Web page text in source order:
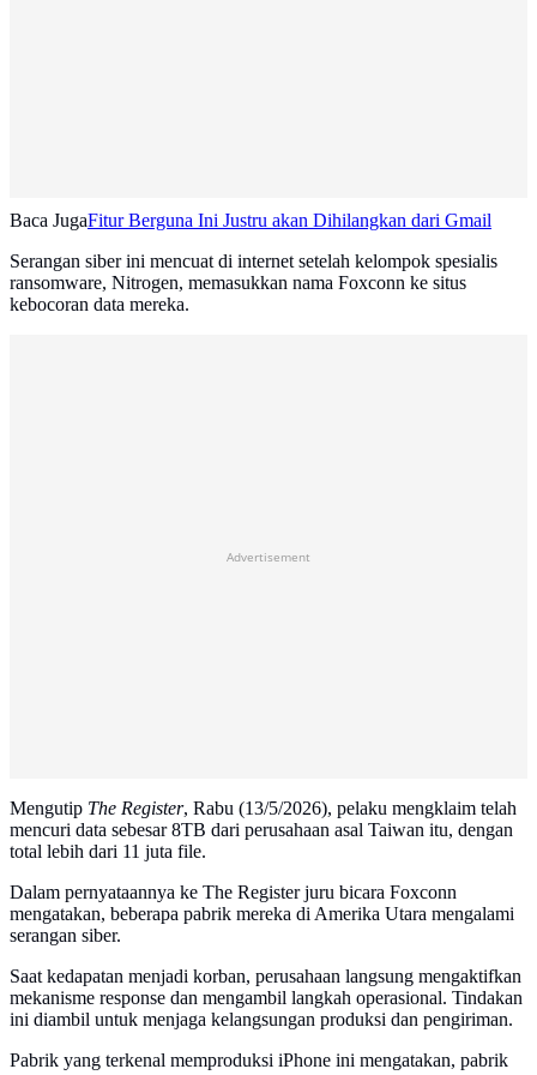
Baca JugaFitur Berguna Ini Justru akan Dihilangkan dari Gmail
Serangan siber ini mencuat di internet setelah kelompok spesialis
ransomware, Nitrogen, memasukkan nama Foxconn ke situs
kebocoran data mereka.
Advertisement
Mengutip The Register, Rabu (13/5/2026), pelaku mengklaim telah
mencuri data sebesar 8TB dari perusahaan asal Taiwan itu, dengan
total lebih dari 11 juta file.
Dalam pernyataannya ke The Register juru bicara Foxconn
mengatakan, beberapa pabrik mereka di Amerika Utara mengalami
serangan siber.
Saat kedapatan menjadi korban, perusahaan langsung mengaktifkan
mekanisme response dan mengambil langkah operasional. Tindakan
ini diambil untuk menjaga kelangsungan produksi dan pengiriman.
Pabrik yang terkenal memproduksi iPhone ini mengatakan, pabrik